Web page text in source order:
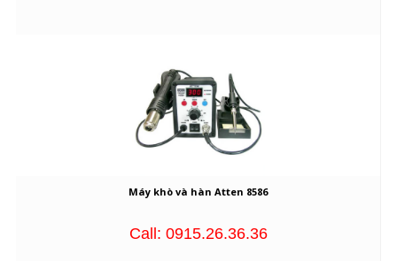
Máy khò và hàn Atten 8586
Call: 0915.26.36.36